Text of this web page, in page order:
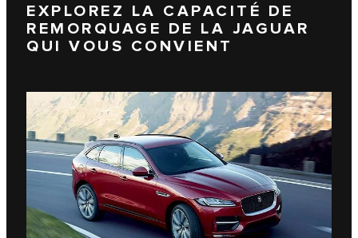
EXPLOREZ LA CAPACITÉ DE
REMORQUAGE DE LA JAGUAR
QUI VOUS CONVIENT